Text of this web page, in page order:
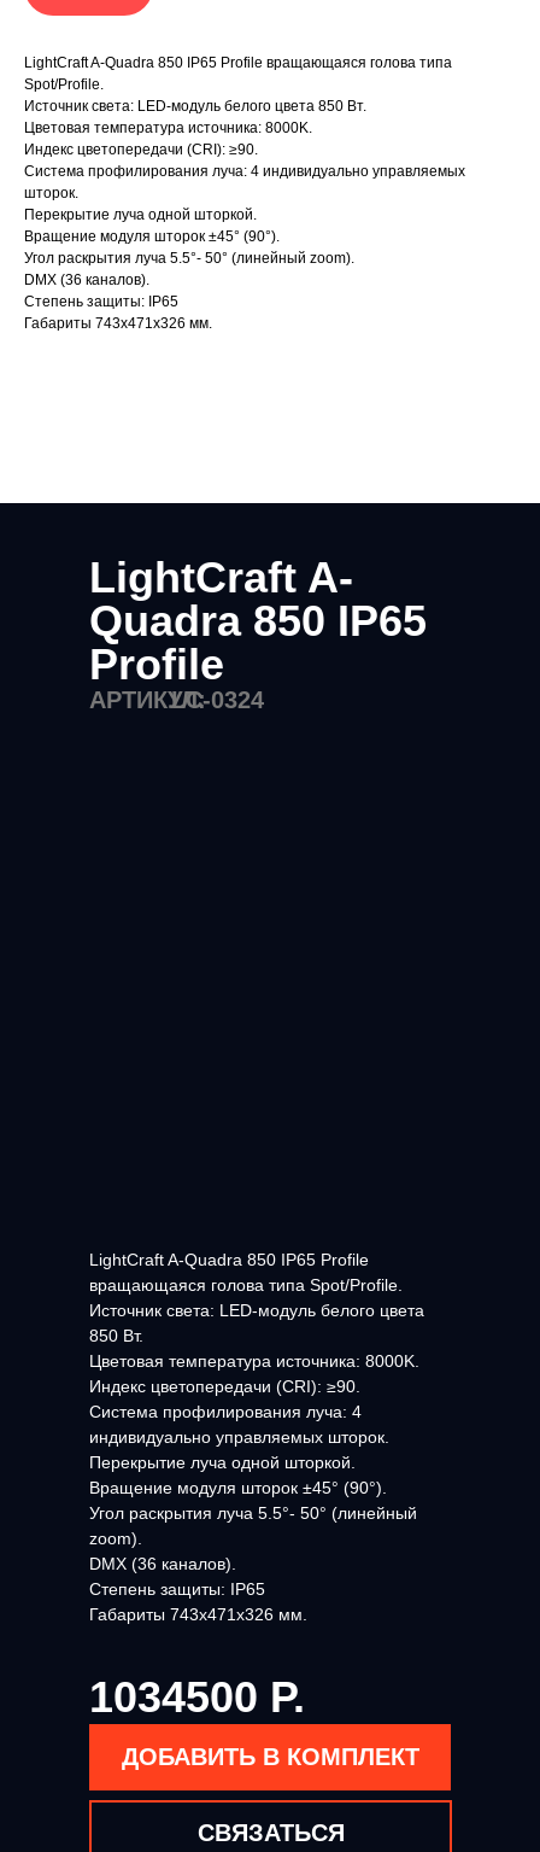
LightCraft A-Quadra 850 IP65 Profile вращающаяся голова типа
Spot/Profile.
Источник света: LED-модуль белого цвета 850 Вт.
Цветовая температура источника: 8000K.
Индекс цветопередачи (CRI): ≥90.
Система профилирования луча: 4 индивидуально управляемых
шторок.
Перекрытие луча одной шторкой.
Вращение модуля шторок ±45° (90°).
Угол раскрытия луча 5.5°- 50° (линейный zoom).
DMX (36 каналов).
Степень защиты: IP65
Габариты 743х471х326 мм.
LightCraft A-
Quadra 850 IP65
Profile
АРТИКУЛ:LC-0324
1034500 Р.
LightCraft A-Quadra 850 IP65 Profile
вращающаяся голова типа Spot/Profile.
Источник света: LED-модуль белого цвета
850 Вт.
Цветовая температура источника: 8000K.
Индекс цветопередачи (CRI): ≥90.
Система профилирования луча: 4
индивидуально управляемых шторок.
Перекрытие луча одной шторкой.
Вращение модуля шторок ±45° (90°).
Угол раскрытия луча 5.5°- 50° (линейный
zoom).
DMX (36 каналов).
Степень защиты: IP65
Габариты 743х471х326 мм.
ДОБАВИТЬ В КОМПЛЕКТ
СВЯЗАТЬСЯ